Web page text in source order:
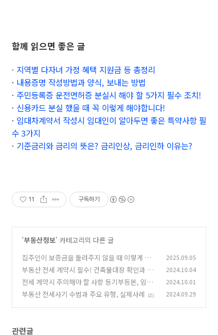
함께 읽으면 좋은 글
· 지역별 다자녀 가정 혜택 지원금 등 총정리
· 내용증명 작성방법과 양식, 보내는 방법
· 주민등록증 운전면허증 분실시 해야 할 5가지 필수 조치!
· 신용카드 분실 했을 때 꼭 이렇게 해야합니다!
· 임대차계약서 작성시 임대인이 알아두면 좋은 특약사항 필
수 3가지
· 기준금리와 금리의 뜻은? 금리인상, 금리인하 이유는?
11 구독하기
'부동산정보' 카테고리의 다른 글
집주인이 보증금을 돌려주지 않을 때 이렇게 하세
요
(0)
2025.09.05
부동산 전세 계약시 필수! 건축물대장 확인과 전
입신고, 확정일자 받기
(2)
2024.10.04
전세 계약시 주의해야 할 사항 등기부등본, 임대
인 확인
(2)
2024.10.01
부동산 전세사기 수법과 주요 유형, 실제사례 (2) 2024.09.29
관련글